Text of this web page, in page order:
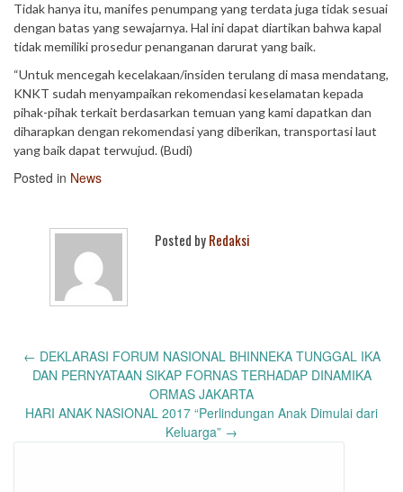
Tidak hanya itu, manifes penumpang yang terdata juga tidak sesuai
dengan batas yang sewajarnya. Hal ini dapat diartikan bahwa kapal
tidak memiliki prosedur penanganan darurat yang baik.
“Untuk mencegah kecelakaan/insiden terulang di masa mendatang,
KNKT sudah menyampaikan rekomendasi keselamatan kepada
pihak-pihak terkait berdasarkan temuan yang kami dapatkan dan
diharapkan dengan rekomendasi yang diberikan, transportasi laut
yang baik dapat terwujud. (Budi)
Posted in News
Posted byRedaksi
Post
navigation
← DEKLARASI FORUM NASIONAL BHINNEKA TUNGGAL IKA
DAN PERNYATAAN SIKAP FORNAS TERHADAP DINAMIKA
ORMAS JAKARTA
HARI ANAK NASIONAL 2017 “Perlindungan Anak Dimulai dari
Keluarga” →